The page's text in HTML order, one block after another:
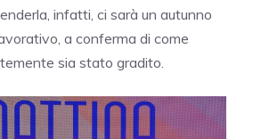
infatti, ci sarà un autunno
a conferma di come
sia stato gradito.